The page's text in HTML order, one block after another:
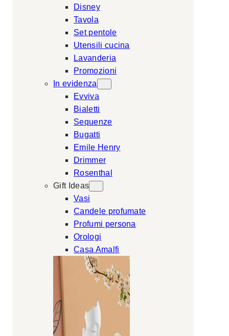
Disney
Tavola
Set pentole
Utensili cucina
Lavanderia
Promozioni
In evidenza
Evviva
Bialetti
Sequenze
Bugatti
Emile Henry
Drimmer
Rosenthal
Gift Ideas
Vasi
Candele profumate
Profumi persona
Orologi
Casa Amalfi